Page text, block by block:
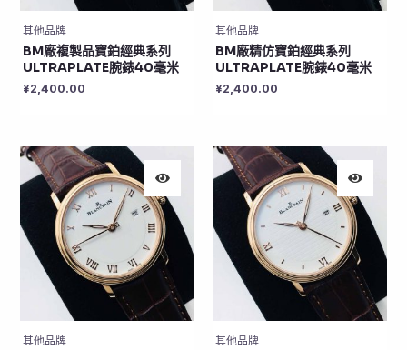
其他品牌
BM廠複製品寶鉑經典系列
ULTRAPLATE腕錶40毫米
¥2,400.00
其他品牌
BM廠精仿寶鉑經典系列
ULTRAPLATE腕錶40毫米
¥2,400.00
其他品牌 其他品牌